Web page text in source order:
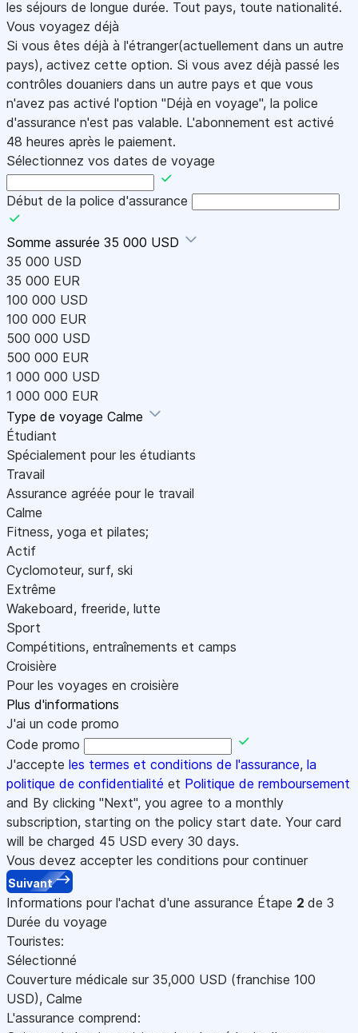
les séjours de longue durée. Tout pays, toute nationalité.
Vous voyagez déjà
Si vous êtes déjà à l'étranger(actuellement dans un autre
pays), activez cette option. Si vous avez déjà passé les
contrôles douaniers dans un autre pays et que vous
n'avez pas activé l'option "Déjà en voyage", la police
d'assurance n'est pas valable. L'abonnement est activé
48 heures après le paiement.
Sélectionnez vos dates de voyage
Début de la police d'assurance
Somme assurée 35 000 USD
35 000 USD
35 000 EUR
100 000 USD
100 000 EUR
500 000 USD
500 000 EUR
1 000 000 USD
1 000 000 EUR
Type de voyage Calme
Étudiant
Spécialement pour les étudiants
Travail
Assurance agréée pour le travail
Calme
Fitness, yoga et pilates;
Actif
Cyclomoteur, surf, ski
Extrême
Wakeboard, freeride, lutte
Sport
Compétitions, entraînements et camps
Croisière
Pour les voyages en croisière
Plus d'informations
J'ai un code promo
Code promo
J'accepte les termes et conditions de l'assurance, la
politique de confidentialité et Politique de remboursement
and By clicking "Next", you agree to a monthly
subscription, starting on the policy start date. Your card
will be charged 45 USD every 30 days.
Vous devez accepter les conditions pour continuer
Suivant
Informations pour l'achat d'une assurance Étape 2 de 3
Durée du voyage
Touristes:
Sélectionné
Couverture médicale sur 35,000 USD (franchise 100
USD), Calme
L'assurance comprend: